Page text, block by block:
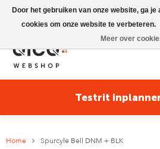
Riese & Müller Nevo5 Silent Core
leverbaar!
Testrit
Home Spurcyle Bell DNM + BLK
Door het gebruiken van onze website, ga
cookies om onze website te verbeteren.
Meer over